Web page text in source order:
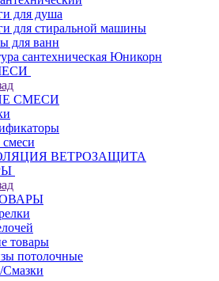
для душа
для стиральной машины
для ванн
сантехническая Юникорн
СМЕСИ
ВЕТРОЗАЩИТА
товары
потолочные